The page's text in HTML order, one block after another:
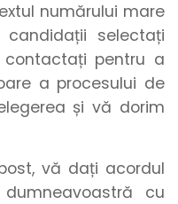
numărului mare
selectați
pentru a
a procesului de
și vă dorim
vă dați acordul
cu